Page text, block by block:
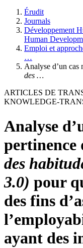
Érudit
Journals
Développement
Human
Emploi et
…
Analyse d’un cas
des …
ARTICLES DE
KNOWLEDGE-
Analyse
pertinence
des
3.0) pour
des fins
ayant des